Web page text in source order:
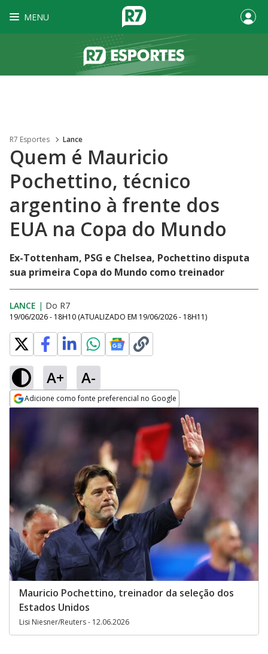
MENU
R7 Esportes Lance
Quem é Mauricio
Pochettino, técnico
argentino à frente dos
EUA na Copa do Mundo
Ex-Tottenham, PSG e Chelsea, Pochettino disputa
sua primeira Copa do Mundo como treinador
LANCE | Do R7
19/06/2026 - 18H10 (ATUALIZADO EM 19/06/2026 - 18H11)
A+ A-
Adicione como fonte preferencial no Google
Mauricio Pochettino, treinador da seleção dos
Estados Unidos
Lisi Niesner/Reuters - 12.06.2026